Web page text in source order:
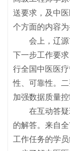
送要求，及中
个方面的内容
会上，辽源
下一步工作要
行全国中医医
性、可靠性。
加强数据质量
在互动答疑
的解答。来自
工作任务的学